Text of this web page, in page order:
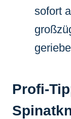
sofort
Profi-